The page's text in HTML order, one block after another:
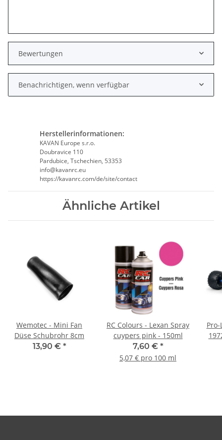
Bewertungen
Benachrichtigen, wenn verfügbar
Herstellerinformationen:
KAVAN Europe s.r.o.
Doubravice 110
Pardubice, Tschechien, 53353
info@kavanrc.eu
https://kavanrc.com/de/site/contact
Ähnliche Artikel
Wemotec - Mini Fan
Düse Schubrohr 8cm
13,90 € *
RC Colours - Lexan Spray
cuypers pink - 150ml
7,60 € *
5,07 € pro 100 ml